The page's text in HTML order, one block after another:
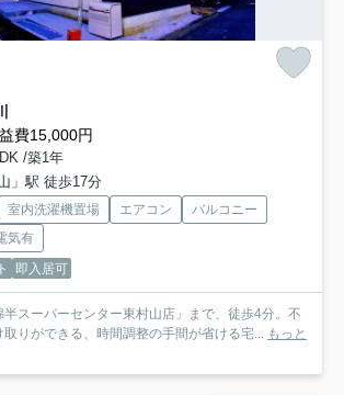
費15,000円
/築1年
」駅 徒歩17分
室内洗濯機置場 エアコン
バルコニー
気有
即入居可
スーパーセンター東村山店」まで、徒歩4分。不
りができる、時間調整の手間が省ける宅... もっと